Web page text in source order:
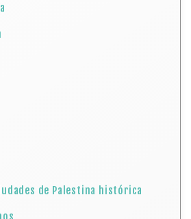
de Palestina histórica
en la actualidad